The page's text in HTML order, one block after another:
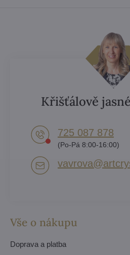
Vše o nákupu
Doprava a platba
Křišťálově
725 087 878​
(Po-Pá 8:00-16:00)